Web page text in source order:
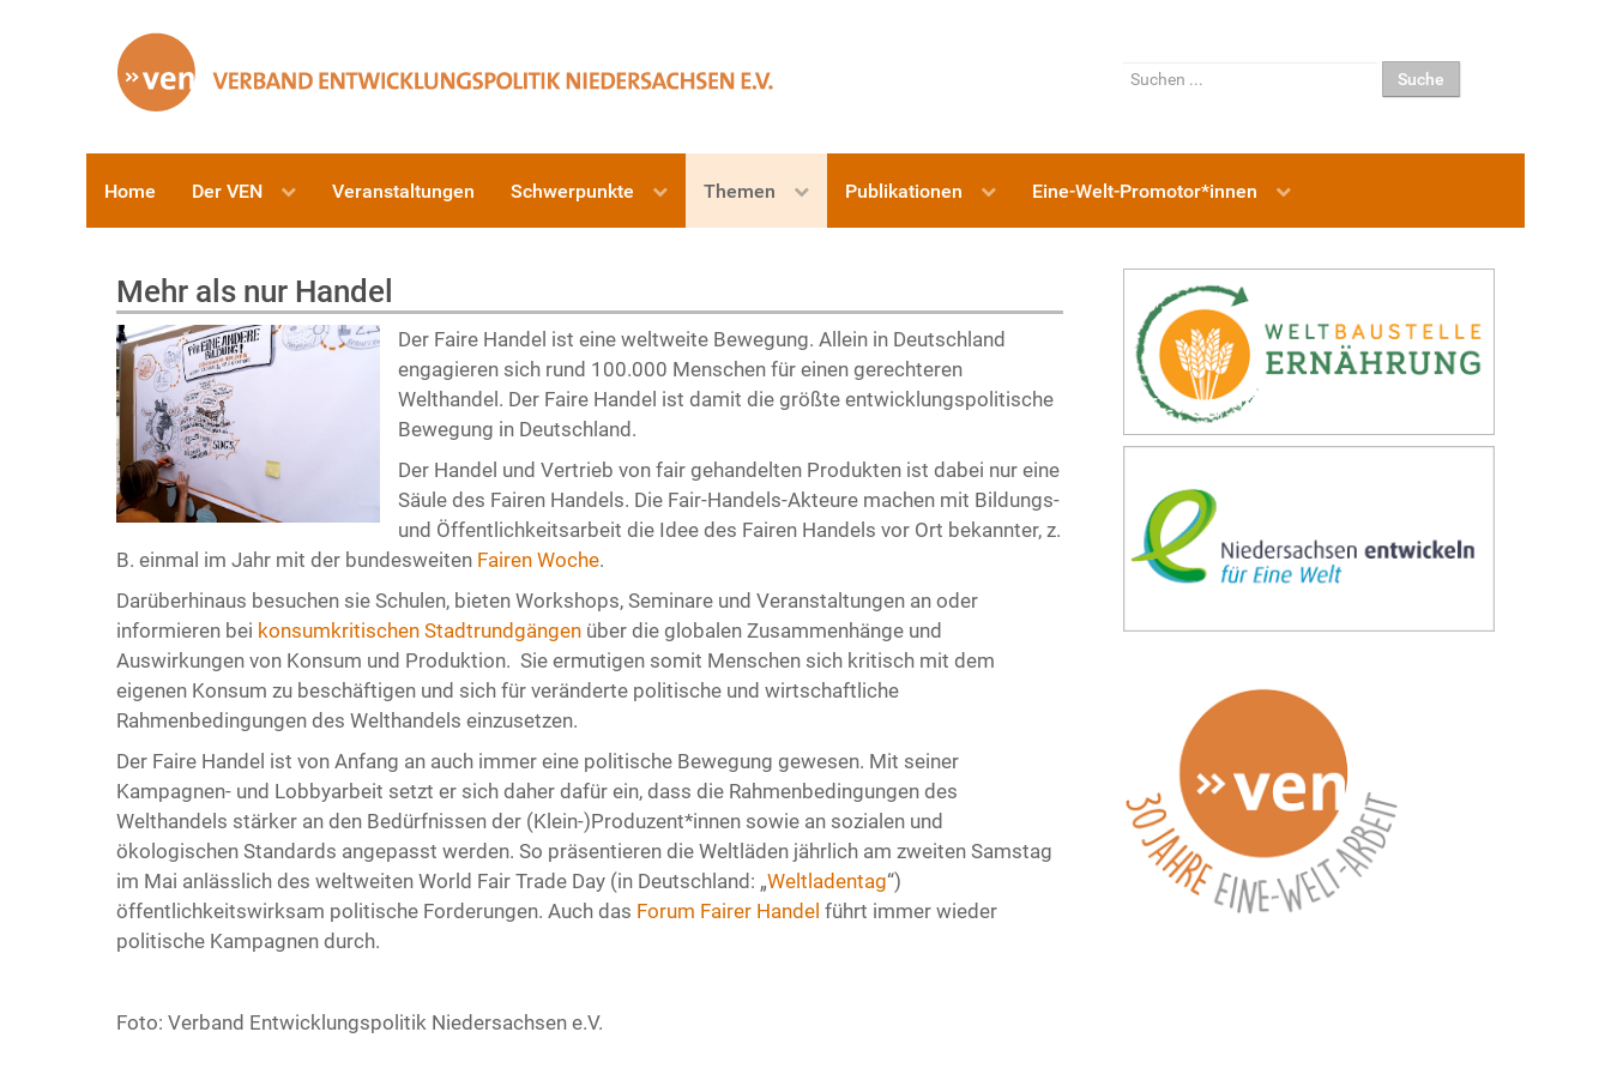
Suchen
Suche
Home Der VEN Veranstaltungen Schwerpunkte Themen Publikationen Eine-Welt-Promotor*innen
Mehr als nur Handel
Der Faire Handel ist eine weltweite Bewegung. Allein in Deutschland
engagieren sich rund 100.000 Menschen für einen gerechteren
Welthandel. Der Faire Handel ist damit die größte entwicklungspolitische
Bewegung in Deutschland.
Der Handel und Vertrieb von fair gehandelten Produkten ist dabei nur eine
Säule des Fairen Handels. Die Fair-Handels-Akteure machen mit Bildungs-
und Öffentlichkeitsarbeit die Idee des Fairen Handels vor Ort bekannter, z.
B. einmal im Jahr mit der bundesweiten Fairen Woche.
Darüberhinaus besuchen sie Schulen, bieten Workshops, Seminare und Veranstaltungen an oder
informieren bei konsumkritischen Stadtrundgängen über die globalen Zusammenhänge und
Auswirkungen von Konsum und Produktion. Sie ermutigen somit Menschen sich kritisch mit dem
eigenen Konsum zu beschäftigen und sich für veränderte politische und wirtschaftliche
Rahmenbedingungen des Welthandels einzusetzen.
Der Faire Handel ist von Anfang an auch immer eine politische Bewegung gewesen. Mit seiner
Kampagnen- und Lobbyarbeit setzt er sich daher dafür ein, dass die Rahmenbedingungen des
Welthandels stärker an den Bedürfnissen der (Klein-)Produzent*innen sowie an sozialen und
ökologischen Standards angepasst werden. So präsentieren die Weltläden jährlich am zweiten Samstag
im Mai anlässlich des weltweiten World Fair Trade Day (in Deutschland: „Weltladentag“)
öffentlichkeitswirksam politische Forderungen. Auch das Forum Fairer Handel führt immer wieder
politische Kampagnen durch.
Foto: Verband Entwicklungspolitik Niedersachsen e.V.